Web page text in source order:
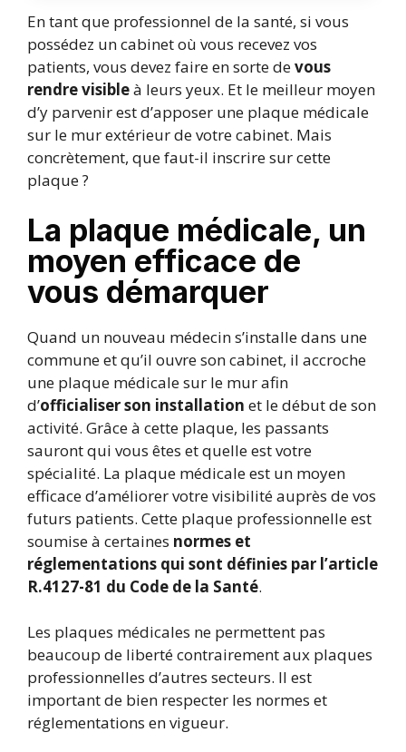
En tant que professionnel de la santé, si vous
possédez un cabinet où vous recevez vos
patients, vous devez faire en sorte devous
rendre visibleà leurs yeux. Et le meilleur moyen
d’y parvenir est d’apposer une plaque médicale
sur le mur extérieur de votre cabinet. Mais
concrètement, que faut-il inscrire sur cette
plaque ?
La plaque médicale, un
moyen efficace de
vous démarquer
Quand un nouveau médecin s’installe dans une
commune et qu’il ouvre son cabinet, il accroche
une plaque médicale sur le mur afin
d’officialiser son installation et le début de son
activité. Grâce à cette plaque, les passants
sauront qui vous êtes et quelle est votre
spécialité. La plaque médicale est un moyen
efficace d’améliorer votre visibilité auprès de vos
futurs patients. Cette plaque professionnelle est
soumise à certaines normes et
réglementations qui sont définies par l’article
R.4127-81 du Code de la Santé.
Les plaques médicales ne permettent pas
beaucoup de liberté contrairement aux plaques
professionnelles d’autres secteurs. Il est
important de bien respecter les normes et
réglementations en vigueur.